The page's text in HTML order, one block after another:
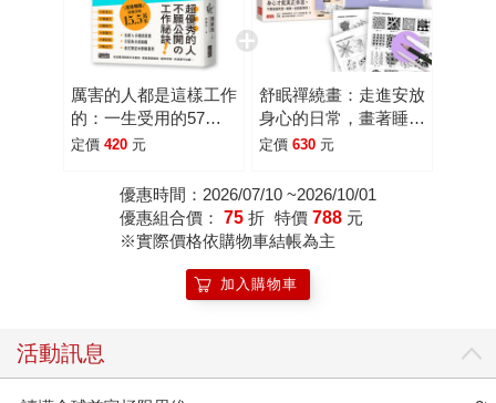
厲害的人都是這樣工作
的：一生受用的57種
工作技能
定價 420 元
舒眠禪繞畫：走進安放
身心的日常，畫著睡意
就來！(套組：控筆練
頻導引＋專用筆組)
定價 630 元
優惠時間：2026/07/10 ~2026/10/01
優惠組合價： 75 折 特價 788 元
※實際價格依購物車結帳為主
加入購物車
活動訊息